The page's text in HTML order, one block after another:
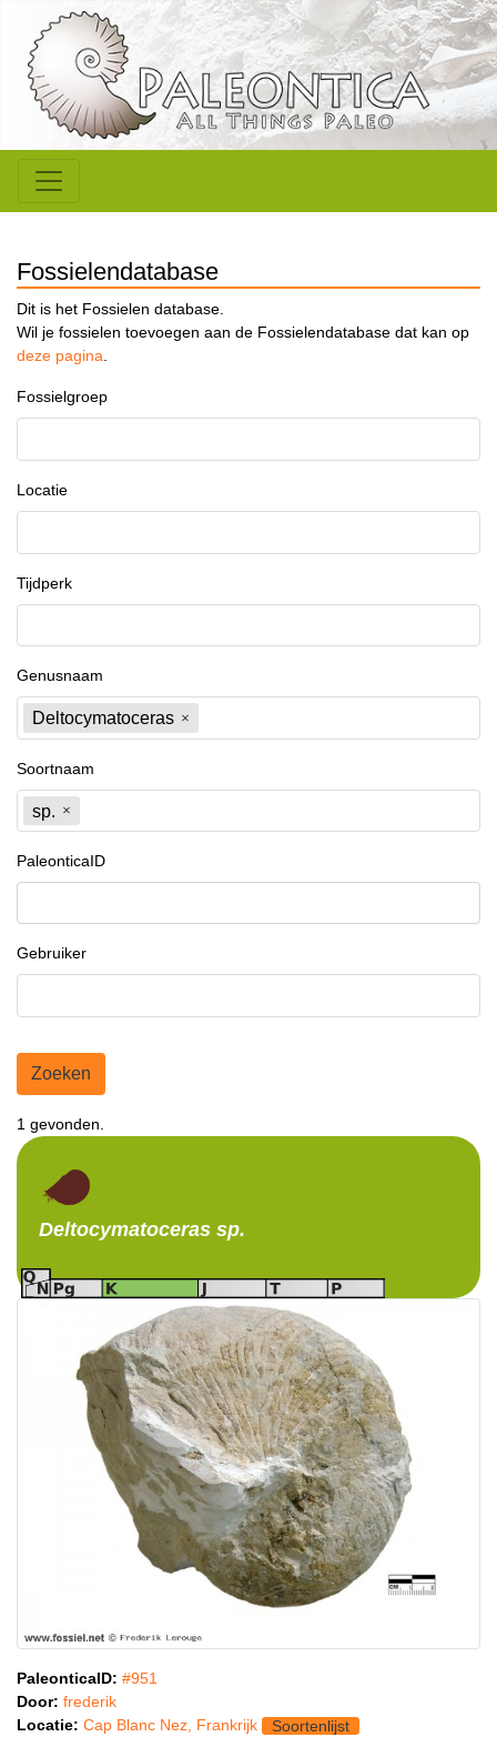
Fossielendatabase
Dit is het Fossielen database.
Wil je fossielen toevoegen aan de Fossielendatabase dat kan op
deze pagina.
Fossielgroep
Locatie
Tijdperk
Genusnaam
Deltocymatoceras
Soortnaam
sp.
PaleonticaID
Gebruiker
Zoeken
1 gevonden.
Deltocymatoceras sp.
PaleonticaID: #951
Door: frederik
Locatie: Cap Blanc Nez, Frankrijk
Soortenlijst